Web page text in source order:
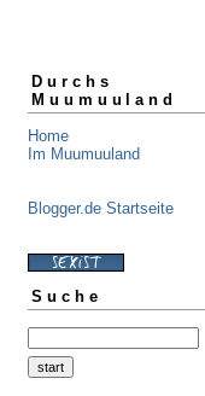
Durchs
Muumuuland
Home
Im Muumuuland
Blogger.de Startseite
Suche